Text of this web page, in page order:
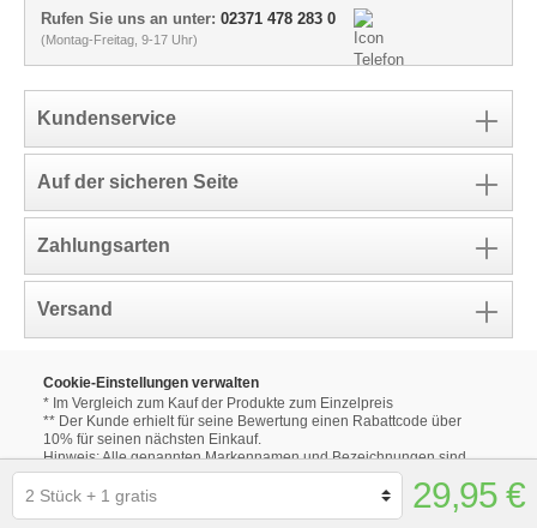
29,95 €
Rufen Sie uns an unter: 02371 478 283 0
(Montag-Freitag, 9-17 Uhr)
Kundenservice
Auf der sicheren Seite
Zahlungsarten
Versand
Cookie-Einstellungen verwalten
* Im Vergleich zum Kauf der Produkte zum Einzelpreis
** Der Kunde erhielt für seine Bewertung einen Rabattcode über
10% für seinen nächsten Einkauf.
Hinweis: Alle genannten Markennamen und Bezeichnungen sind
eingetragene Warenzeichen ihrer Eigentümer.
Die aufgeführten Markennamen und Bezeichnungen auf unseren
Internetseiten dienen ausschließlich zur Beschreibung unserer